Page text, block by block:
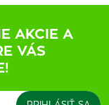
AKCIE A
VÁS